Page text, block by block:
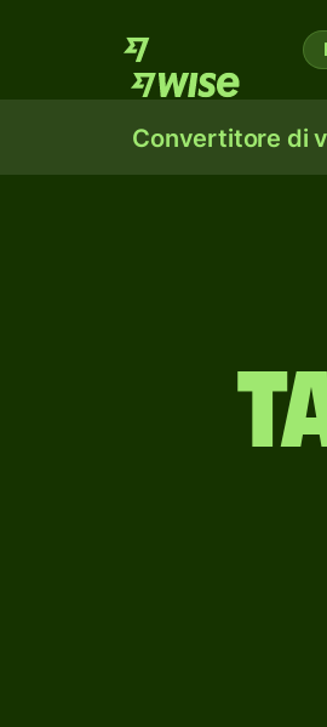
Convertitore di